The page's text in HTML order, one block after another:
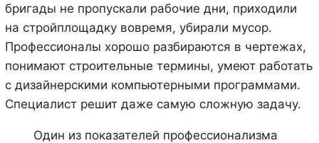
бригады не пропускали рабочие дни, приходили
на стройплощадку вовремя, убирали мусор.
Профессионалы хорошо разбираются в чертежах,
понимают строительные термины, умеют работать
с дизайнерскими компьютерными программами.
Специалист решит даже самую сложную задачу.
Один из показателей профессионализма